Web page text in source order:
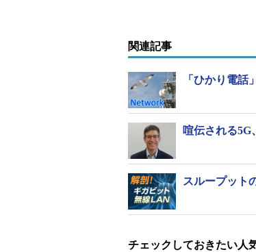
関連記事
「ひかり電
喧伝される
スループット
チェックしておきたい人